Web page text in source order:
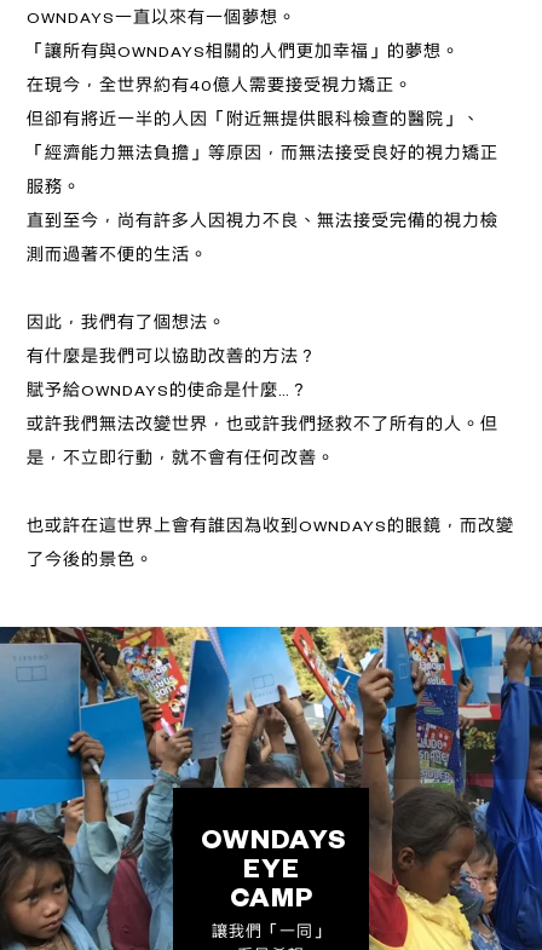
OWNDAYS一直以來有一個夢想。
「讓所有與OWNDAYS相關的人們更加幸福」的夢想。
在現今，全世界約有40億人需要接受視力矯正。
但卻有將近一半的人因「附近無提供眼科檢查的醫院」、
「經濟能力無法負擔」等原因，而無法接受良好的視力矯正
服務。
直到至今，尚有許多人因視力不良、無法接受完備的視力檢
測而過著不便的生活。
因此，我們有了個想法。
有什麼是我們可以協助改善的方法？
賦予給OWNDAYS的使命是什麼…？
或許我們無法改變世界，也或許我們拯救不了所有的人。但
是，不立即行動，就不會有任何改善。
也或許在這世界上會有誰因為收到OWNDAYS的眼鏡，而改變
了今後的景色。
OWNDAYS
EYE
CAMP
讓我們「一同」